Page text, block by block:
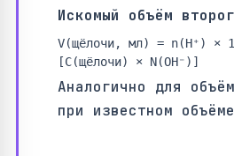
Искомый объём
V(щёлочи, мл) = n(H⁺) ×
[C(щёлочи) × N(OH⁻)]
Аналогично для
при известном